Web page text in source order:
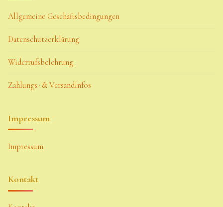
Allgemeine Geschäftsbedingungen
Datenschutzerklärung
Widerrufsbelehrung
Zahlungs- & Versandinfos
Impressum
Impressum
Kontakt